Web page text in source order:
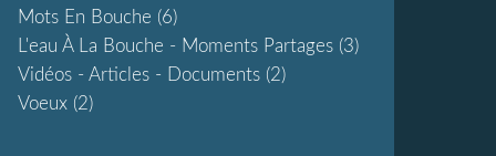
Mots En Bouche (6)
L'eau À La Bouche - Moments Partages (3)
Vidéos - Articles - Documents (2)
Voeux (2)